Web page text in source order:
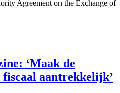
Agreement on the Exchange of
‘Maak de
aantrekkelijk’